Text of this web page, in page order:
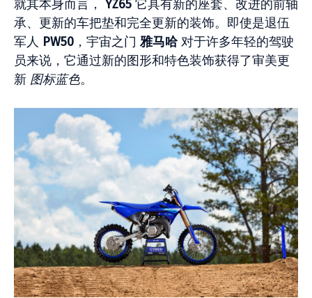
就其本身而言， YZ65 它具有新的座套、改进的前轴
承、更新的车把垫和完全更新的装饰。即使是退伍
军人 PW50 ，宇宙之门 雅马哈对于许多年轻的驾驶
员来说，它通过新的图形和特色装饰获得了审美更
新 图标蓝色。